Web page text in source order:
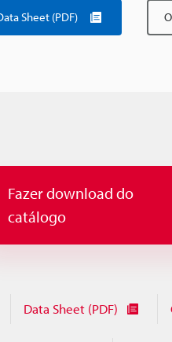
Sheet (PDF)
Fazer download do
catálogo
Data Sheet (PDF)